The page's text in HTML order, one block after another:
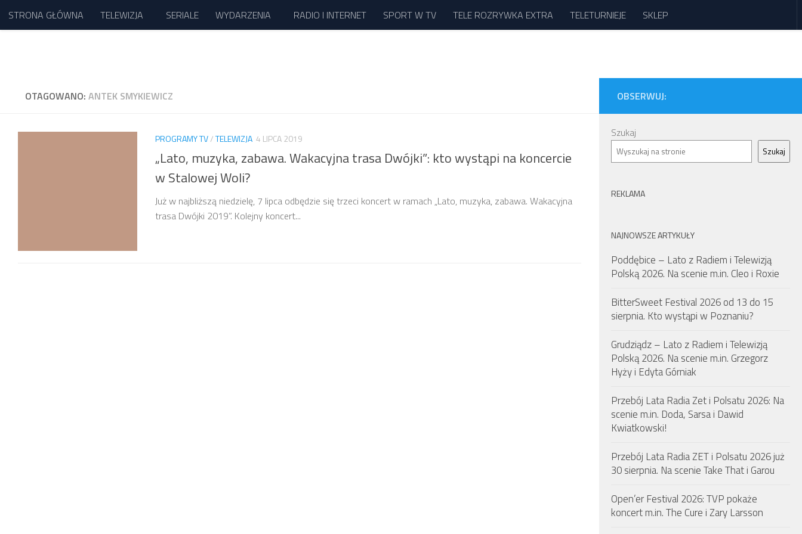
Przejdź do treści
STRONA GŁÓWNA TELEWIZJA SERIALE WYDARZENIA RADIO I INTERNET SPORT W TV TELE ROZRYWKA EXTRA TELETURNIEJE SKLEP
OTAGOWANO: ANTEK SMYKIEWICZ
PROGRAMY TV/TELEWIZJA 4 LIPCA 2019
„Lato, muzyka, zabawa. Wakacyjna trasa Dwójki”: kto wystąpi na koncercie
w Stalowej Woli?
Już w najbliższą niedzielę, 7 lipca odbędzie się trzeci koncert w ramach „Lato, muzyka, zabawa. Wakacyjna
trasa Dwójki 2019”. Kolejny koncert...
OBSERWUJ:
Szukaj
Szukaj
REKLAMA
NAJNOWSZE ARTYKUŁY
Poddębice – Lato z Radiem i Telewizją
Polską 2026. Na scenie m.in. Cleo i Roxie
BitterSweet Festival 2026 od 13 do 15
sierpnia. Kto wystąpi w Poznaniu?
Grudziądz – Lato z Radiem i Telewizją
Polską 2026. Na scenie m.in. Grzegorz
Hyży i Edyta Górniak
Przebój Lata Radia Zet i Polsatu 2026: Na
scenie m.in. Doda, Sarsa i Dawid
Kwiatkowski!
Przebój Lata Radia ZET i Polsatu 2026 już
30 sierpnia. Na scenie Take That i Garou
Open’er Festival 2026: TVP pokaże
koncert m.in. The Cure i Zary Larsson